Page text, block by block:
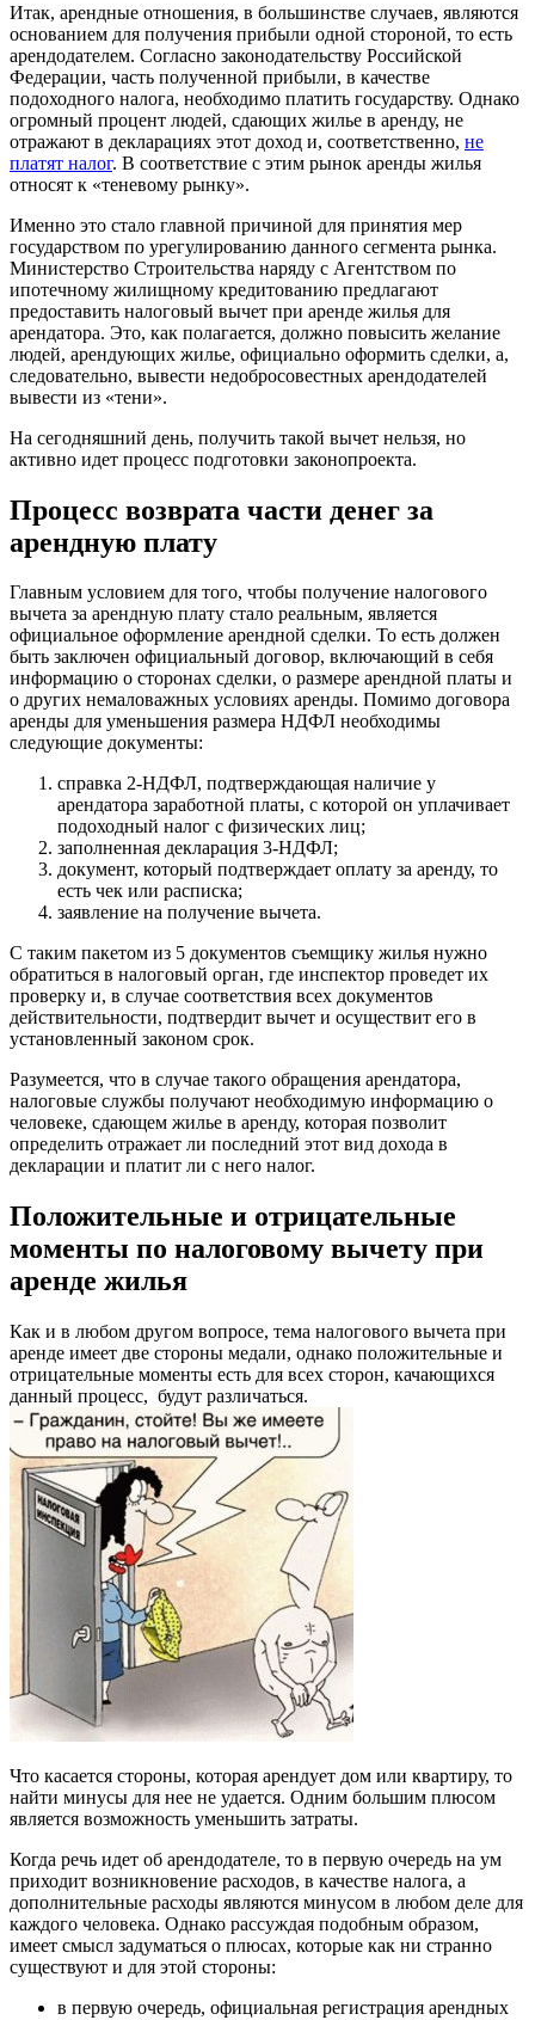
Итак, арендные отношения, в большинстве случаев, являются
основанием для получения прибыли одной стороной, то есть
арендодателем. Согласно законодательству Российской
Федерации, часть полученной прибыли, в качестве
подоходного налога, необходимо платить государству. Однако
огромный процент людей, сдающих жилье в аренду, не
отражают в декларациях этот доход и, соответственно, не
платят налог. В соответствие с этим рынок аренды жилья
относят к «теневому рынку».
Именно это стало главной причиной для принятия мер
государством по урегулированию данного сегмента рынка.
Министерство Строительства наряду с Агентством по
ипотечному жилищному кредитованию предлагают
предоставить налоговый вычет при аренде жилья для
арендатора. Это, как полагается, должно повысить желание
людей, арендующих жилье, официально оформить сделки, а,
следовательно, вывести недобросовестных арендодателей
вывести из «тени».
На сегодняшний день, получить такой вычет нельзя, но
активно идет процесс подготовки законопроекта.
Процесс возврата части денег за
арендную плату
Главным условием для того, чтобы получение налогового
вычета за арендную плату стало реальным, является
официальное оформление арендной сделки. То есть должен
быть заключен официальный договор, включающий в себя
информацию о сторонах сделки, о размере арендной платы и
о других немаловажных условиях аренды. Помимо договора
аренды для уменьшения размера НДФЛ необходимы
следующие документы:
справка 2-НДФЛ, подтверждающая наличие у
арендатора заработной платы, с которой он уплачивает
подоходный налог с физических лиц;
заполненная декларация 3-НДФЛ;
документ, который подтверждает оплату за аренду, то
есть чек или расписка;
заявление на получение вычета.
С таким пакетом из 5 документов съемщику жилья нужно
обратиться в налоговый орган, где инспектор проведет их
проверку и, в случае соответствия всех документов
действительности, подтвердит вычет и осуществит его в
установленный законом срок.
Разумеется, что в случае такого обращения арендатора,
налоговые службы получают необходимую информацию о
человеке, сдающем жилье в аренду, которая позволит
определить отражает ли последний этот вид дохода в
декларации и платит ли с него налог.
Положительные и отрицательные
моменты по налоговому вычету при
аренде жилья
Как и в любом другом вопросе, тема налогового вычета при
аренде имеет две стороны медали, однако положительные и
отрицательные моменты есть для всех сторон, качающихся
данный процесс, будут различаться.
Что касается стороны, которая арендует дом или квартиру, то
найти минусы для нее не удается. Одним большим плюсом
является возможность уменьшить затраты.
Когда речь идет об арендодателе, то в первую очередь на ум
приходит возникновение расходов, в качестве налога, а
дополнительные расходы являются минусом в любом деле для
каждого человека. Однако рассуждая подобным образом,
имеет смысл задуматься о плюсах, которые как ни странно
существуют и для этой стороны:
в первую очередь, официальная регистрация арендных